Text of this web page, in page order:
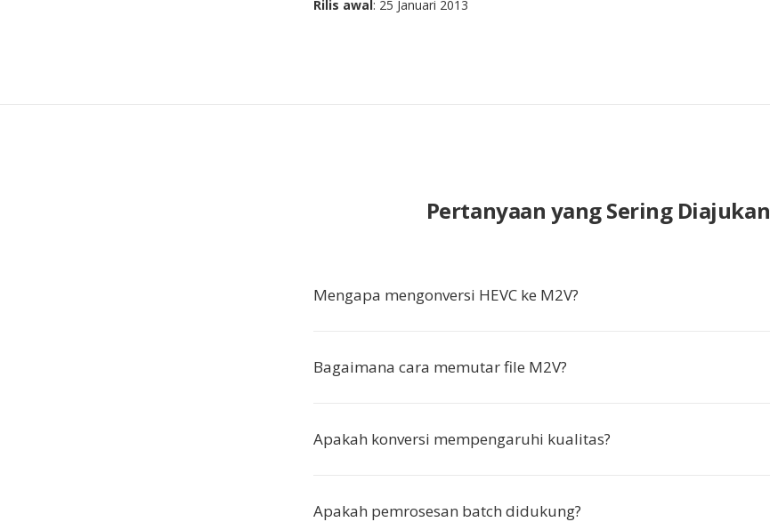
Rilis awal: 25 Januari 2013
Pertanyaan yang Sering Diajukan
Mengapa mengonversi HEVC ke M2V?
Bagaimana cara memutar file M2V?
Apakah konversi mempengaruhi kualitas?
Apakah pemrosesan batch didukung?